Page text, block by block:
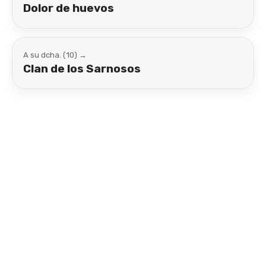
Dolor de huevos
A su dcha. (10) →
Clan de los Sarnosos